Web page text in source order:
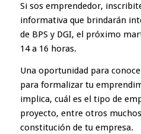
Si sos emprendedor,
informativa que brindarán
de BPS y DGI, el próximo
14 a 16 horas.
Una oportunidad para
para formalizar tu
implica, cuál es el tipo de
proyecto, entre otros
constitución de tu empresa.